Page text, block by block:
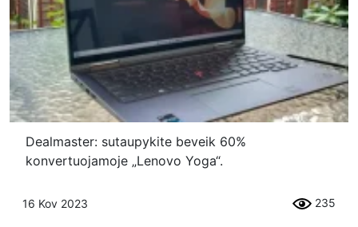
Dealmaster: sutaupykite beveik 60%
konvertuojamoje „Lenovo Yoga“.
16 Kov 2023 235